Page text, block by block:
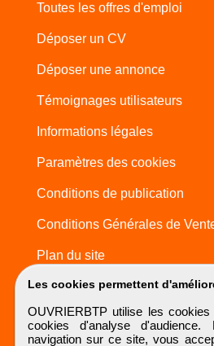
Les cookies permettent
OUVRIERBTP utilise les
cookies d'analyse d'audience.
navigation sur ce site, vous
Toutes les offres d'emploi
Déposer un CV
Déposer une annonce
Témoignages utilisateurs
Informations légales
Paramètres des cookies
Conditions de publication
Conditions Générales de
Plan du site